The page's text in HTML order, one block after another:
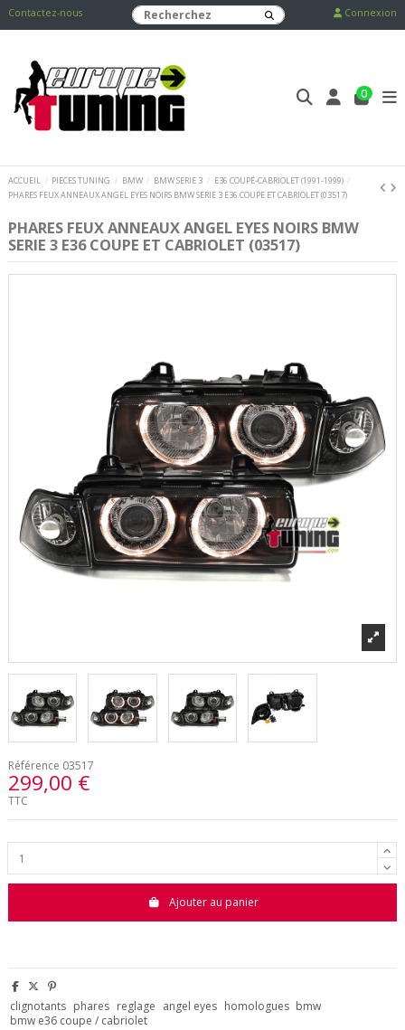
Contactez-nous Connexion
0
ACCUEIL PIECES TUNING BMW BMW SERIE 3
E36 COUPÉ-CABRIOLET (1991-1999)
PHARES FEUX ANNEAUX ANGEL EYES NOIRS BMW SERIE 3 E36 COUPE ET CABRIOLET (03517)
PHARES FEUX ANNEAUX ANGEL EYES NOIRS BMW
SERIE 3 E36 COUPE ET CABRIOLET (03517)
Référence 03517
299,00 €
TTC
Ajouter au panier
clignotants phares reglage angel eyes homologues bmw
bmw e36 coupe / cabriolet